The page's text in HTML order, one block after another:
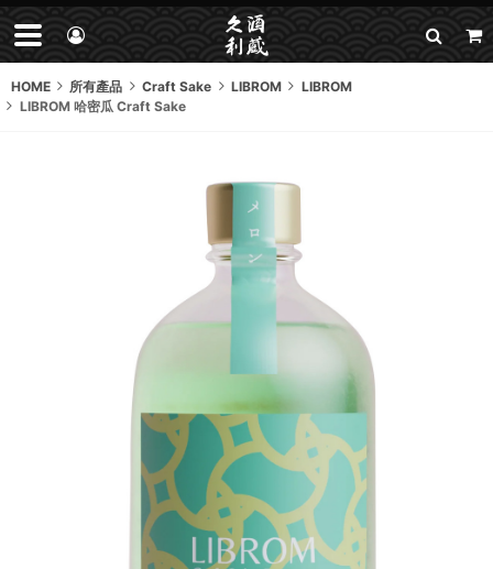
HOME 所有產品 Craft Sake LIBROM
LIBROM
LIBROM 哈密瓜 Craft Sake